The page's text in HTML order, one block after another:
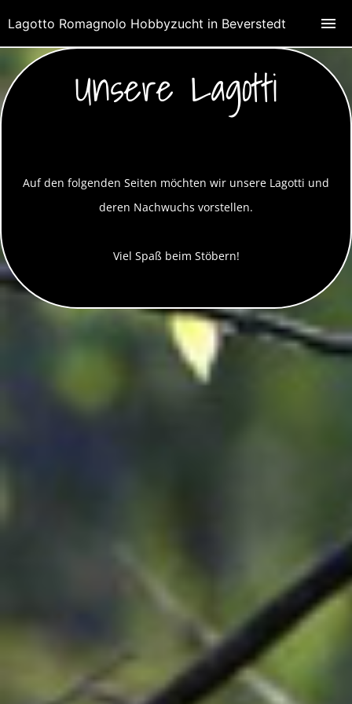
Unsere Lagotti
Auf den folgenden Seiten möchten wir unsere Lagotti und
deren Nachwuchs vorstellen.
Viel Spaß beim Stöbern!
Lagotto Romagnolo Hobbyzucht in Beverstedt